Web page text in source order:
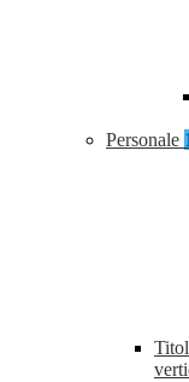
Personale